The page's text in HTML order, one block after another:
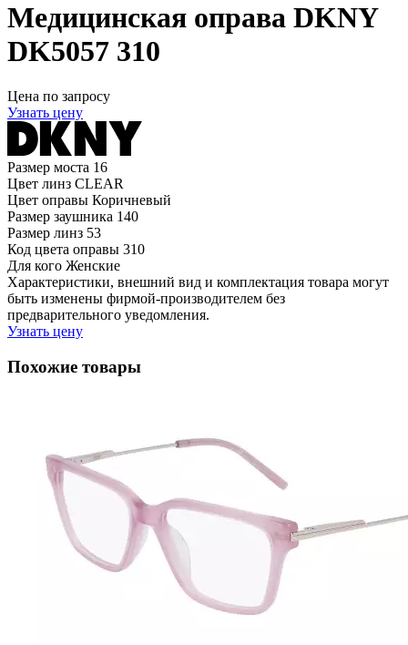
Медицинская оправа DKNY
DK5057 310
Цена по запросу
Узнать цену
Размер моста 16
Цвет линз CLEAR
Цвет оправы Коричневый
Размер заушника 140
Размер линз 53
Код цвета оправы 310
Для кого Женские
Характеристики, внешний вид и комплектация товара могут
быть изменены фирмой-производителем без
предварительного уведомления.
Узнать цену
Похожие товары